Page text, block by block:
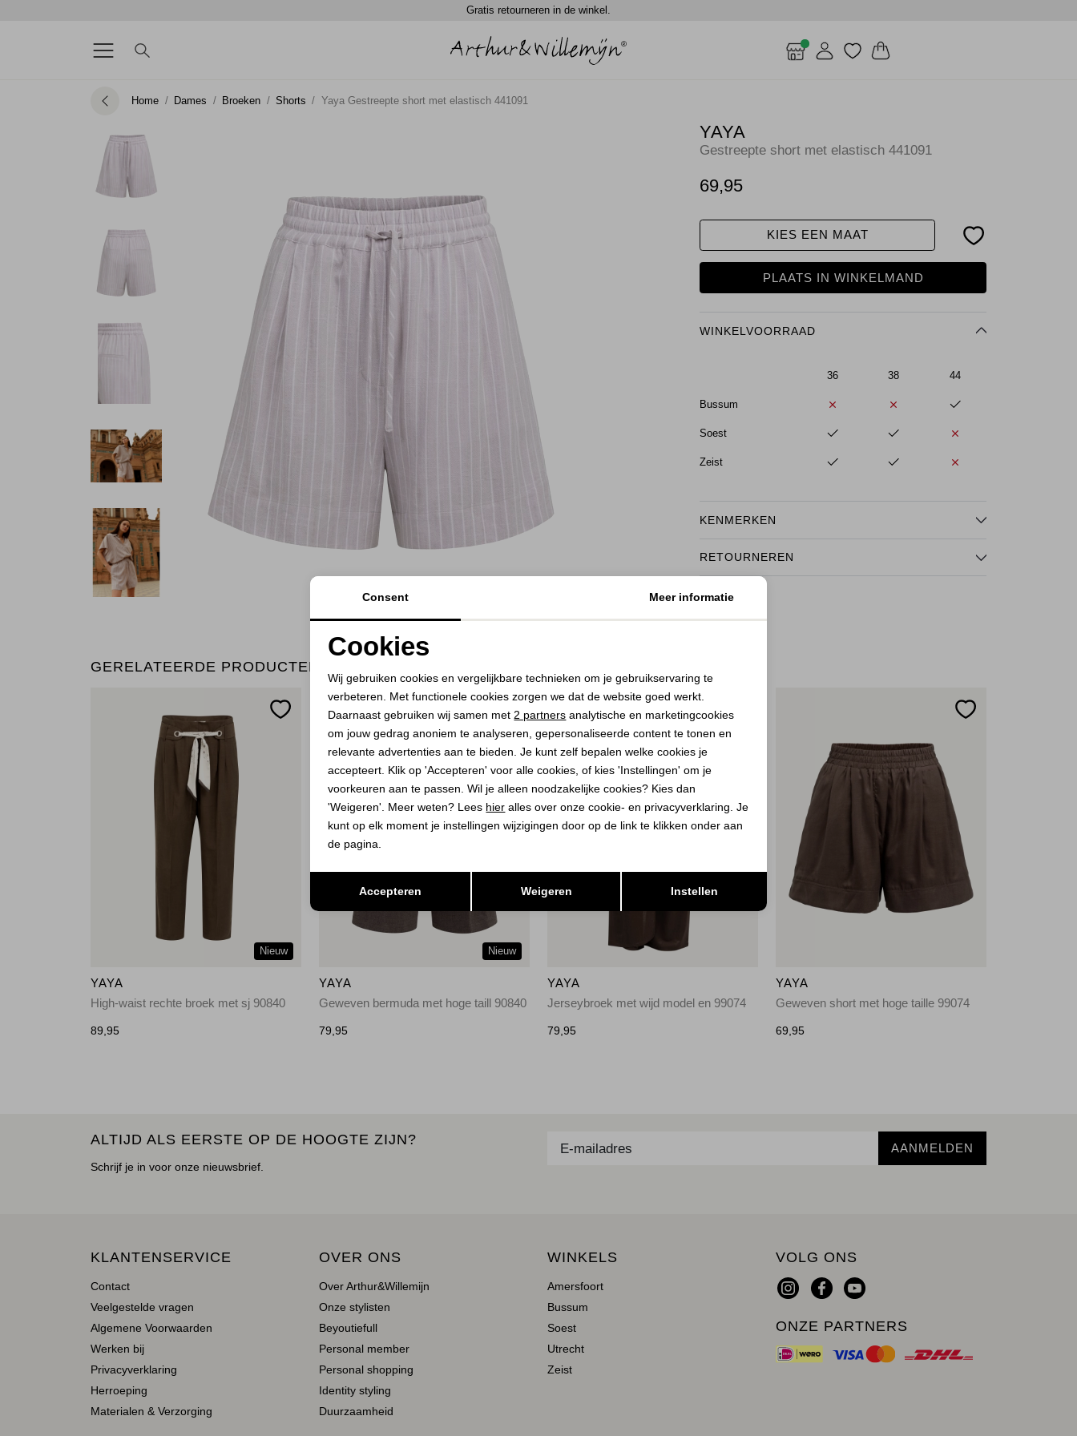
Gratis retourneren in de winkel.
Home Dames Broeken Shorts Yaya Gestreepte short met elastisch 441091
YAYA
Gestreepte short met elastisch 441091
69,95
KIES EEN MAAT
PLAATS IN WINKELMAND
WINKELVOORRAAD
36 38 44
Bussum
Soest
Zeist
KENMERKEN
RETOURNEREN
GERELATEERDE PRODUCTEN
Nieuw
YAYA
High-waist rechte broek met sj 90840
89,95
Nieuw
YAYA
Geweven bermuda met hoge taill 90840
79,95
YAYA
Jerseybroek met wijd model en 99074
79,95
YAYA
Geweven short met hoge taille 99074
69,95
ALTIJD ALS EERSTE OP DE HOOGTE ZIJN?
Schrijf je in voor onze nieuwsbrief.
AANMELDEN
KLANTENSERVICE
Contact
Veelgestelde vragen
Algemene Voorwaarden
Werken bij
Privacyverklaring
Herroeping
Materialen & Verzorging
OVER ONS
Over Arthur&Willemijn
Onze stylisten
Beyoutiefull
Personal member
Personal shopping
Identity styling
Duurzaamheid
WINKELS
Amersfoort
Bussum
Soest
Utrecht
Zeist
VOLG ONS
ONZE PARTNERS
Analytische cookies Marketing cookies
Consent Meer informatie
Cookies
Wij gebruiken cookies en vergelijkbare technieken om je gebruikservaring te
verbeteren. Met functionele cookies zorgen we dat de website goed werkt.
Daarnaast gebruiken wij samen met 2 partners analytische en marketingcookies
om jouw gedrag anoniem te analyseren, gepersonaliseerde content te tonen en
relevante advertenties aan te bieden. Je kunt zelf bepalen welke cookies je
accepteert. Klik op 'Accepteren' voor alle cookies, of kies 'Instellingen' om je
voorkeuren aan te passen. Wil je alleen noodzakelijke cookies? Kies dan
'Weigeren'. Meer weten? Lees hier alles over onze cookie- en privacyverklaring. Je
kunt op elk moment je instellingen wijzigingen door op de link te klikken onder aan
de pagina.
Accepteren Weigeren Instellen